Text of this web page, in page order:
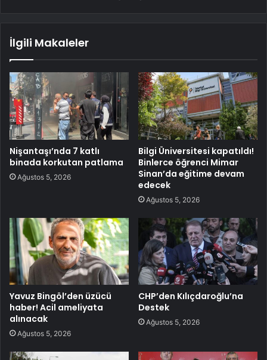
İlgili Makaleler
Nişantaşı’nda 7 katlı
binada korkutan patlama
Ağustos 5, 2026
Bilgi Üniversitesi kapatıldı!
Binlerce öğrenci Mimar
Sinan’da eğitime devam
edecek
Ağustos 5, 2026
Yavuz Bingöl’den üzücü
haber! Acil ameliyata
alınacak
Ağustos 5, 2026
CHP’den Kılıçdaroğlu’na
Destek
Ağustos 5, 2026